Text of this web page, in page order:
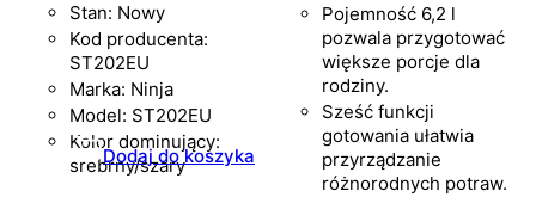
Stan: Nowy
Kod producenta:
ST202EU
Marka: Ninja
Model: ST202EU
Kolor dominujący:
srebrny/szary
Dodaj do koszyka
Pojemność 6,2 l
pozwala przygotować
większe porcje dla
rodziny.
Sześć funkcji
gotowania ułatwia
przyrządzanie
różnorodnych potraw.